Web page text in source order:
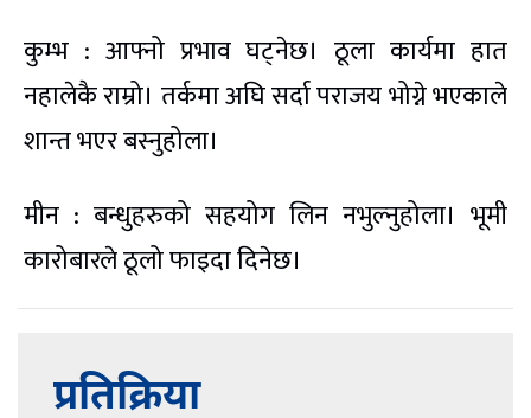
कुम्भ : आफ्नो प्रभाव घट्नेछ। ठूला कार्यमा हात
नहालेकै राम्रो। तर्कमा अघि सर्दा पराजय भोग्ने भएकाले
शान्त भएर बस्नुहोला।
मीन : बन्धुहरुको सहयोग लिन नभुल्नुहोला। भूमी
कारोबारले ठूलो फाइदा दिनेछ।
प्रतिक्रिया